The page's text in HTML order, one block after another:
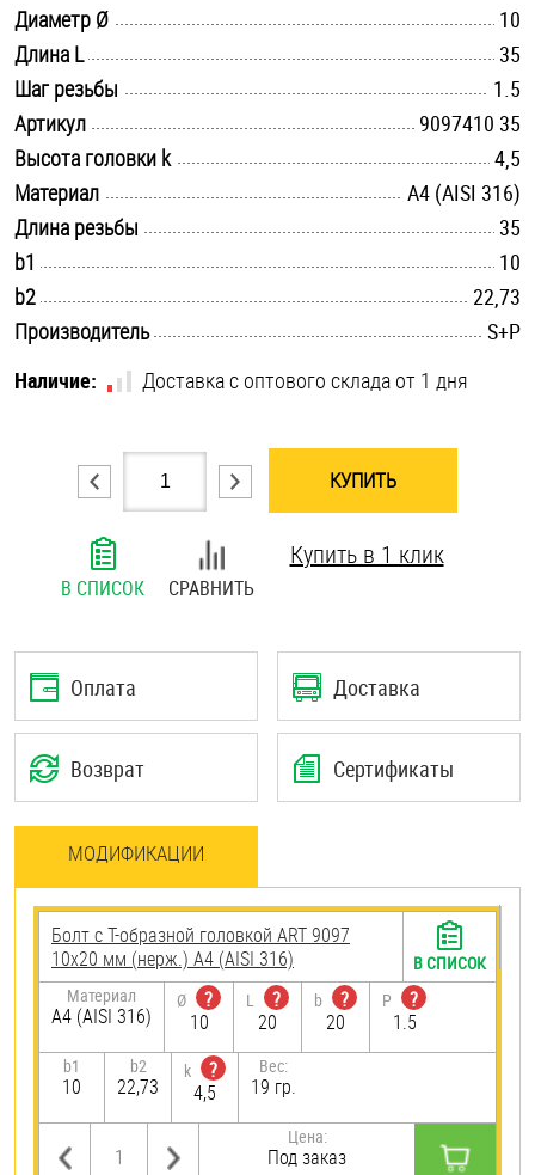
Стопорные кольца
Такелаж
Хомуты
Шпильки
Шплинты
Диаметр Ø
10
Длина L
35
Шаг резьбы
1.5
Артикул
9097410 35
Высота головки k
4,5
Материал
A4 (AISI 316)
Длина резьбы
35
b1
10
b2
22,73
Производитель
S+P
Наличие:
Доставка с оптового склада от 1 дня
КУПИТЬ
В СПИСОК СРАВНИТЬ
Купить в 1 клик
Оплата Доставка
Возврат Сертификаты
МОДИФИКАЦИИ
Болт с Т-образной головкой ART 9097
10х20 мм (нерж.) A4 (AISI 316)
Материал
A4 (AISI 316)
Ø
?
10
L
?
20
b
?
20
P
?
1.5
b1
10
b2
22,73
k
?
4,5
Вес:
19 гр.
Цена:
Под заказ
В СПИСОК